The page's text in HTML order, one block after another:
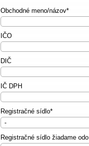
Obchodné meno/názov*
IČO
DIČ
IČ DPH
Registračné sídlo*
Registračné sídlo žiadame